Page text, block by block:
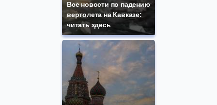
Все новости по падению
вертолета на Кавказе:
читать здесь